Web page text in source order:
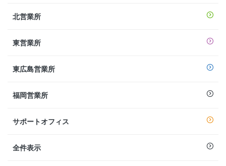
北営業所
東営業所
東広島営業所
福岡営業所
サポートオフィス
全件表示